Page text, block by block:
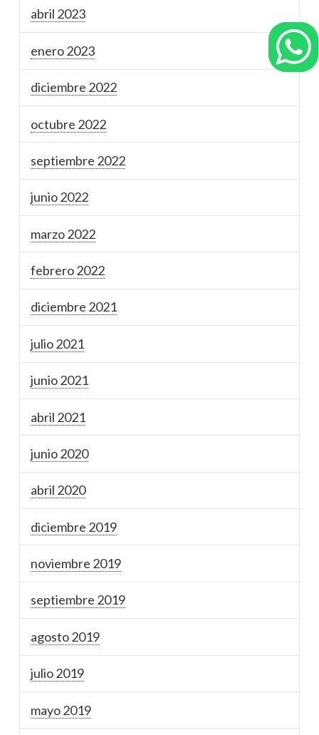
abril 2023
enero 2023
diciembre 2022
octubre 2022
septiembre 2022
junio 2022
marzo 2022
febrero 2022
diciembre 2021
julio 2021
junio 2021
abril 2021
junio 2020
abril 2020
diciembre 2019
noviembre 2019
septiembre 2019
agosto 2019
julio 2019
mayo 2019